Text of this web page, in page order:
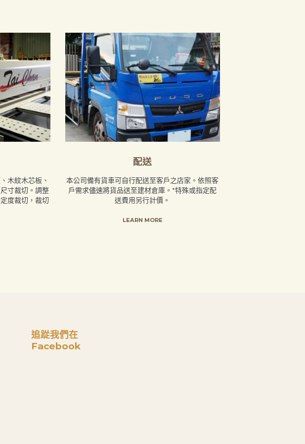
木紋木芯板、
寸裁切。調整
度裁切，裁切
配送
本公司備有貨車可自行配送至客戶之店家。依照客
戶需求儘速將貨品送至建材倉庫。*特殊或指定配
送費用另行計價。
LEARN MORE
追踨我們在
Facebook